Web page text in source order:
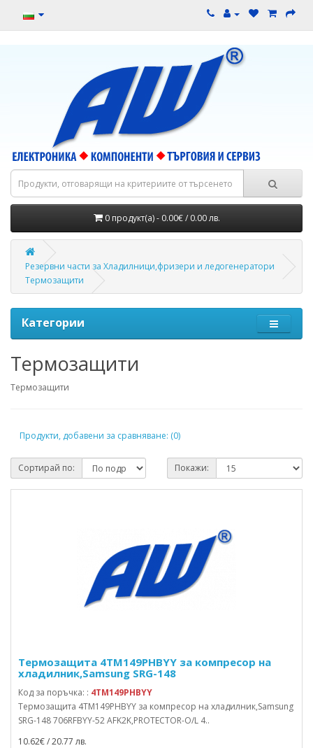
0 продукт(а) - 0.00€ / 0.00 лв.
Резервни части за Хладилници,фризери и ледогенератори
Термозащити
Категории
Термозащити
Термозащити
Продукти, добавени за сравняване: (0)
Сортирай по: Покажи:
Термозащита 4TM149PHBYY за компресор на
хладилник,Samsung SRG-148
Код за поръчка: : 4TM149PHBYY
Термозащита 4TM149PHBYY за компресор на хладилник,Samsung
SRG-148 706RFBYY-52 AFK2K,PROTECTOR-O/L 4..
10.62€ / 20.77 лв.